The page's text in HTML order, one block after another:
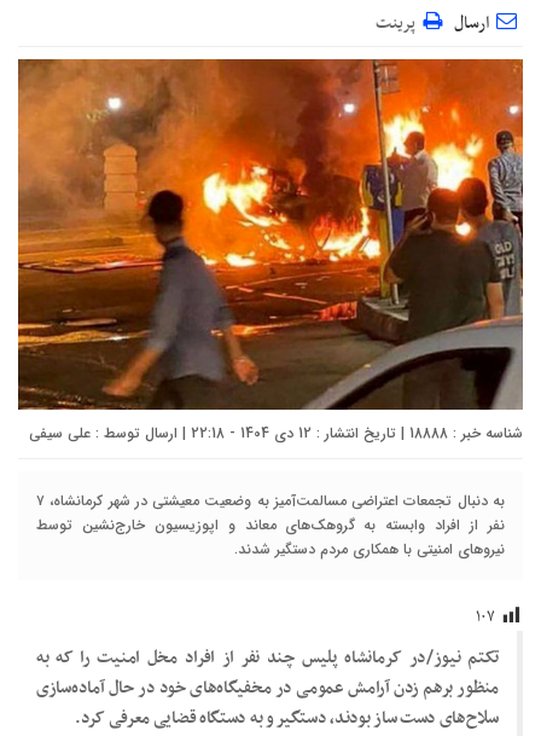
ارسال پرینت
شناسه خبر : 18888 | تاریخ انتشار : 12 دی 1404 - 22:18 | ارسال توسط : علی سیفی
به دنبال تجمعات اعتراضی مسالمت‌آمیز به وضعیت معیشتی در شهر کرمانشاه، ۷
نفر از افراد وابسته به گروهک‌های معاند و اپوزیسیون خارج‌نشین توسط
نیروهای امنیتی با همکاری مردم دستگیر شدند.
۱۰۷
تکتم نیوز/در کرمانشاه پلیس چند نفر از افراد مخل امنیت را که به
منظور برهم زدن آرامش عمومی در مخفیگاه‌های خود در حال آماده‌سازی
سلاح‌های دست ساز بودند، دستگیر و به دستگاه قضایی معرفی کرد.